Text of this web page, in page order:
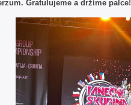
Gratulujeme a držíme palce!